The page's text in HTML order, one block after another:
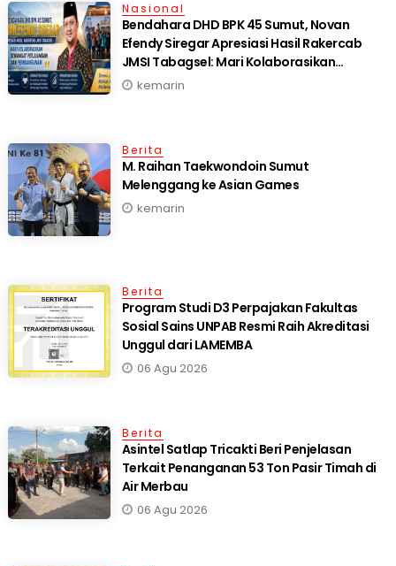
Nasional
Bendahara DHD BPK 45 Sumut, Novan
Efendy Siregar Apresiasi Hasil Rakercab
JMSI Tabagsel: Mari Kolaborasikan
Semangat Perjuangan dan Pembangunan
kemarin
Berita
M. Raihan Taekwondoin Sumut
Melenggang ke Asian Games
kemarin
Berita
Program Studi D3 Perpajakan Fakultas
Sosial Sains UNPAB Resmi Raih Akreditasi
Unggul dari LAMEMBA
06 Agu 2026
Berita
Asintel Satlap Tricakti Beri Penjelasan
Terkait Penanganan 53 Ton Pasir Timah di
Air Merbau
06 Agu 2026